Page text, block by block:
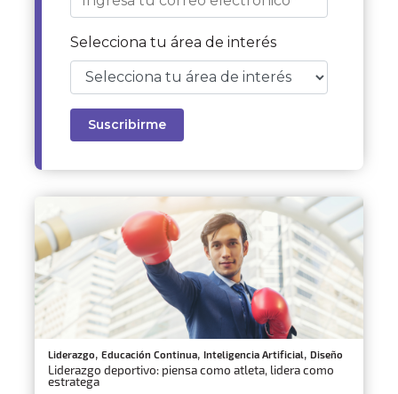
Selecciona tu área de interés
Liderazgo, Educación Continua, Inteligencia Artificial, Diseño
Liderazgo deportivo: piensa como atleta, lidera como
estratega